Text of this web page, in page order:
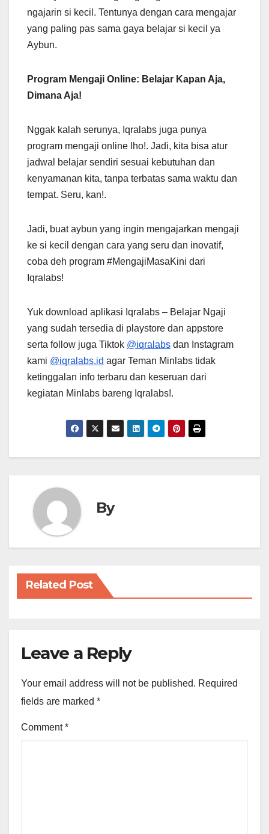
ngajarin si kecil. Tentunya dengan cara mengajar
yang paling pas sama gaya belajar si kecil ya
Aybun.
Program Mengaji Online: Belajar Kapan Aja,
Dimana Aja!
Nggak kalah serunya, Iqralabs juga punya
program mengaji online lho!. Jadi, kita bisa atur
jadwal belajar sendiri sesuai kebutuhan dan
kenyamanan kita, tanpa terbatas sama waktu dan
tempat. Seru, kan!.
Jadi, buat aybun yang ingin mengajarkan mengaji
ke si kecil dengan cara yang seru dan inovatif,
coba deh program #MengajiMasaKini dari
Iqralabs!
Yuk download aplikasi Iqralabs – Belajar Ngaji
yang sudah tersedia di playstore dan appstore
serta follow juga Tiktok @iqralabs dan Instagram
kami @iqralabs.id agar Teman Minlabs tidak
ketinggalan info terbaru dan keseruan dari
kegiatan Minlabs bareng Iqralabs!.
By
Related Post
Leave a Reply
Your email address will not be published. Required
fields are marked *
Comment*